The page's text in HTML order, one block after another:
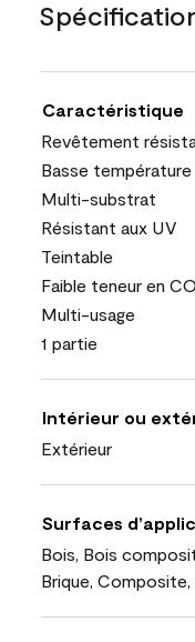
Caractéristique
Revêtement
Basse température
Multi-substrat
Résistant aux UV
Teintable
Faible teneur en
Multi-usage
1 partie
Intérieur ou
Extérieur
Surfaces
Bois, Bois
Brique,